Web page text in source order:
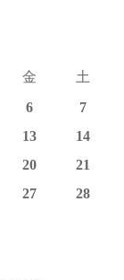
金
土
6
7
13
14
20
21
27
28